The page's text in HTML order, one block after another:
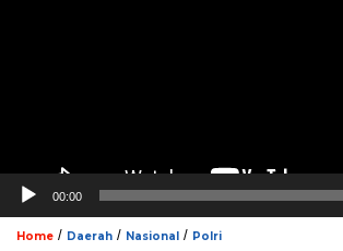
00:00
Home / Daerah / Nasional / Polri